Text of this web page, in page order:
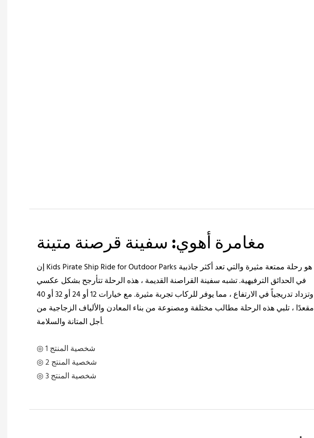
مغامرة أهوي: سفينة قرصنة متينة
إن Kids Pirate Ship Ride for Outdoor Parks هو رحلة ممتعة مثيرة والتي تعد أكثر جاذبية
في الحدائق الترفيهية. تشبه سفينة القراصنة القديمة ، هذه الرحلة تتأرجح بشكل عكسي
وتزداد تدريجياً في الارتفاع ، مما يوفر للركاب تجربة مثيرة. مع خيارات 12 أو 24 أو 32 أو 40
مقعدًا ، تلبي هذه الرحلة مطالب مختلفة ومصنوعة من بناء المعادن والألياف الزجاجية من
أجل المتانة والسلامة.
◎ شخصية المنتج 1
◎ شخصية المنتج 2
◎ شخصية المنتج 3